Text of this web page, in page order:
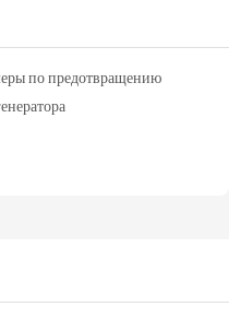
по предотвращению